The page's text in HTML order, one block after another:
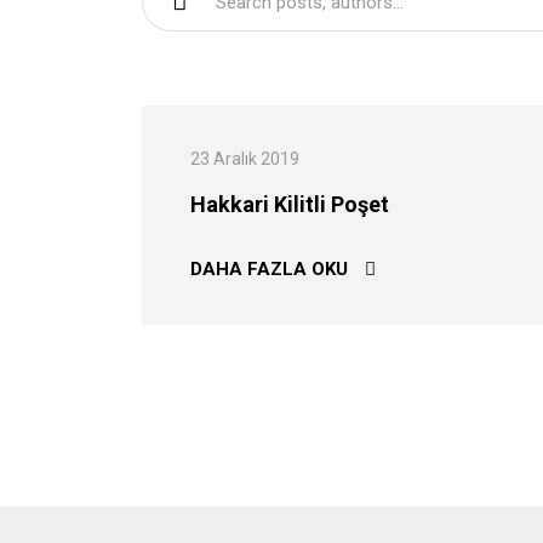
23 Aralık 2019
Hakkari Kilitli Poşet
DAHA FAZLA OKU HAKKARI KILITLI